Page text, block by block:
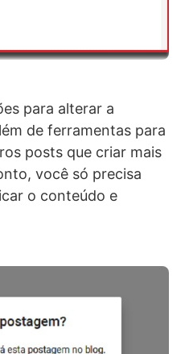
para alterar a
de ferramentas para
posts que criar mais
você só precisa
o conteúdo e